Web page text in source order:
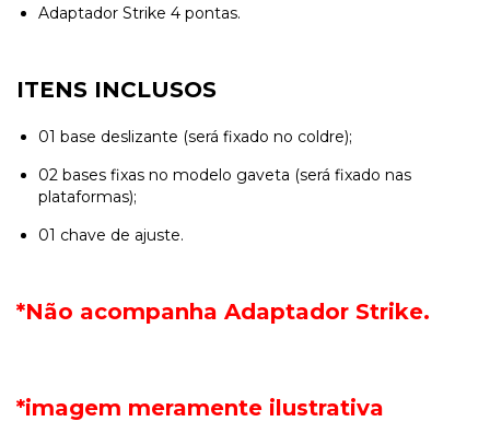
Adaptador Strike 4 pontas.
ITENS INCLUSOS
01 base deslizante (será fixado no coldre);
02 bases fixas no modelo gaveta (será fixado nas
plataformas);
01 chave de ajuste.
*Não acompanha Adaptador Strike.
*imagem meramente ilustrativa